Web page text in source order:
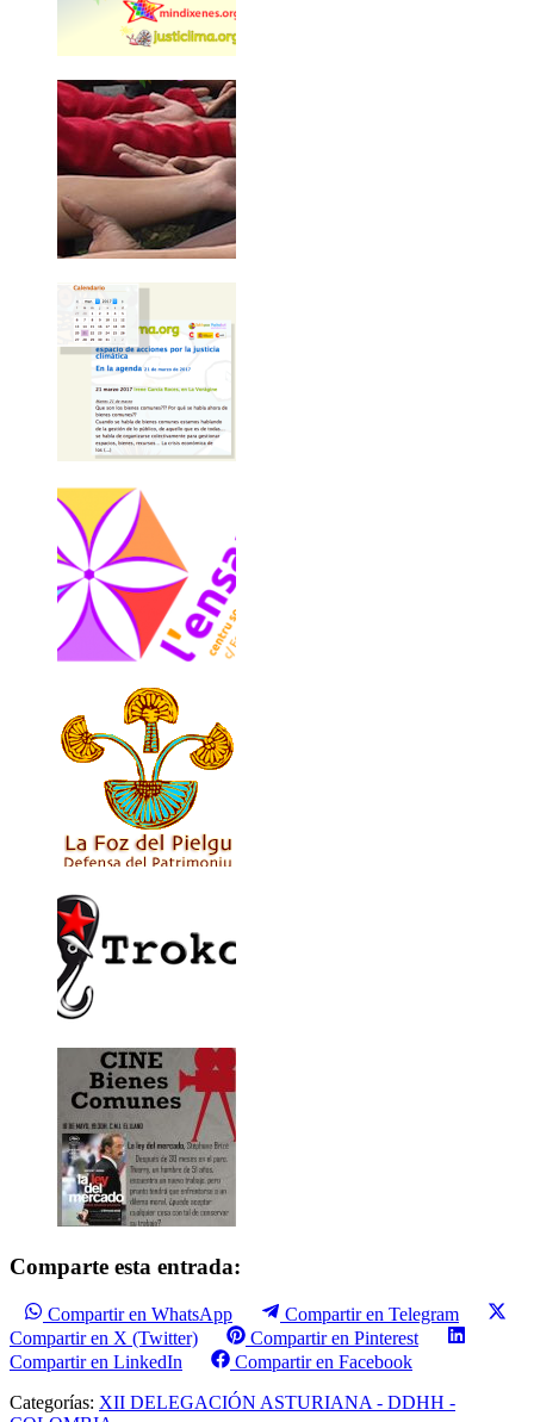
Comparte esta entrada:
Compartir en WhatsApp
Compartir en Telegram
Compartir en X (Twitter)
Compartir en Pinterest
Compartir en LinkedIn
Compartir en Facebook
Categorías: XII DELEGACIÓN ASTURIANA - DDHH -